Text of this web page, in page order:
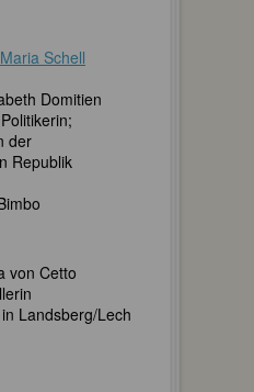
Schell
Domitien
der
Republik
von Cetto
Landsberg/Lech